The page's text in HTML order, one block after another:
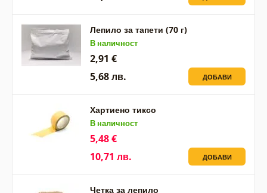
Лепило за тапети (70 г)
В наличност
2,91 €
5,68 лв.
ДОБАВИ
Хартиено тиксо
В наличност
5,48 €
10,71 лв.
ДОБАВИ
Четка за лепило